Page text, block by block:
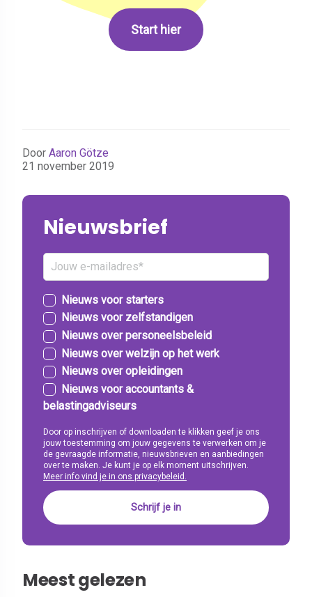
Start hier
Door Aaron Götze
21 november 2019
Nieuwsbrief
Nieuws voor starters
Nieuws voor zelfstandigen
Nieuws over personeelsbeleid
Nieuws over welzijn op het werk
Nieuws over opleidingen
Nieuws voor accountants &
belastingadviseurs
Door op inschrijven of downloaden te klikken geef je ons
jouw toestemming om jouw gegevens te verwerken om je
de gevraagde informatie, nieuwsbrieven en aanbiedingen
over te maken. Je kunt je op elk moment uitschrijven.
Meer info vind je in ons privacybeleid.
Meest gelezen